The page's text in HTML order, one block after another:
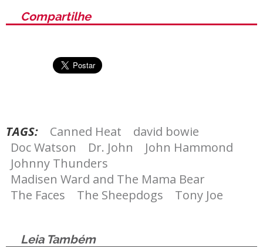
Compartilhe
TAGS: Canned Heat
david bowie
Doc Watson
Dr. John
John Hammond
Johnny Thunders
Madisen Ward and The Mama Bear
The Faces
The Sheepdogs Tony Joe
Leia Também